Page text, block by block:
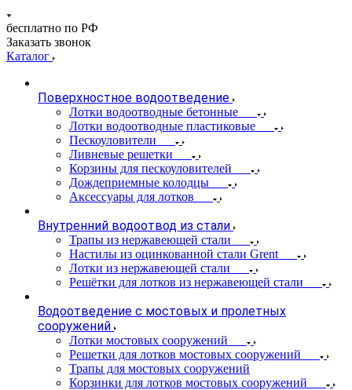
бесплатно по РФ
Заказать звонок
Каталог
Поверхностное водоотведение
Лотки водоотводные бетонные
Лотки водоотводные пластиковые
Пескоуловители
Ливневые решетки
Корзины для пескоуловителей
Дождеприемные колодцы
Аксессуары для лотков
Внутренний водоотвод из стали
Трапы из нержавеющей стали
Настилы из оцинкованной стали Grent
Лотки из нержавеющей стали
Решётки для лотков из нержавеющей стали
Водоотведение с мостовых и пролетных
сооружений
Лотки мостовых сооружений
Решетки для лотков мостовых сооружений
Трапы для мостовых сооружений
Корзинки для лотков мостовых сооружений